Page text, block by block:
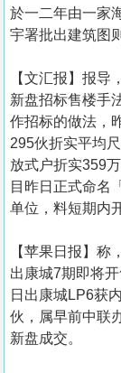
於一二年由一家
宇署批出建筑图
【文汇报】报导
新盘招标售楼手
作招标的做法，
295伙折实平均
放式户折实359
目昨日正式命名
单位，料短期内
【苹果日报】称
出康城7期即将
日出康城LP6获
伙，属早前中联
新盘成交。